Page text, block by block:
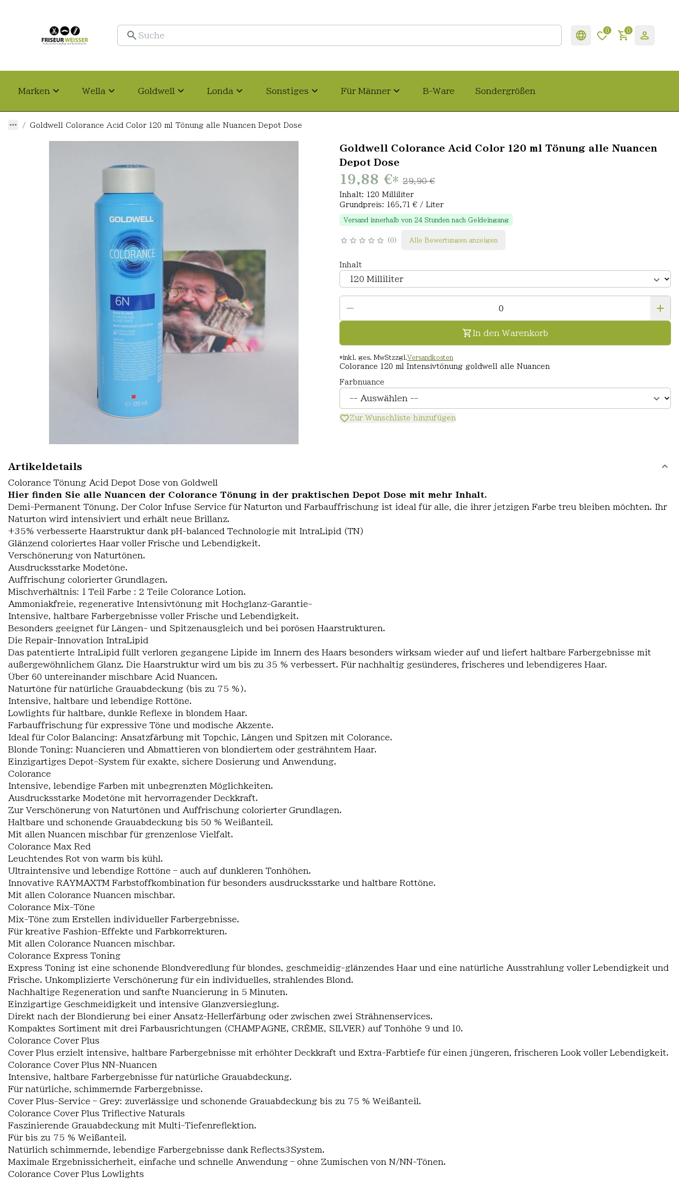
0 0
Marken Wella Goldwell Londa Sonstiges Für Männer B-Ware Sondergrößen
Goldwell Colorance Acid Color 120 ml Tönung alle Nuancen Depot Dose
Goldwell Colorance Acid Color 120 ml Tönung alle Nuancen
Depot Dose
19,88 €* 29,90 €
Inhalt: 120 Milliliter
Grundpreis: 165,71 € / Liter
Versand innerhalb von 24 Stunden nach Geldeingang
0 Alle Bewertungen anzeigen
Inhalt
In den Warenkorb
*inkl. ges. MwStzzgl. Versandkosten
Colorance 120 ml Intensivtönung goldwell alle Nuancen
Farbnuance
Zur Wunschliste hinzufügen
Artikeldetails
Colorance Tönung Acid Depot Dose von Goldwell
Hier finden Sie alle Nuancen der Colorance Tönung in der praktischen Depot Dose mit mehr Inhalt.
Demi-Permanent Tönung. Der Color Infuse Service für Naturton und Farbauffrischung ist ideal für alle, die ihrer jetzigen Farbe treu bleiben möchten. Ihr
Naturton wird intensiviert und erhält neue Brillanz.
+35% verbesserte Haarstruktur dank pH-balanced Technologie mit IntraLipid (TN)
Glänzend coloriertes Haar voller Frische und Lebendigkeit.
Verschönerung von Naturtönen.
Ausdrucksstarke Modetöne.
Auffrischung colorierter Grundlagen.
Mischverhältnis: 1 Teil Farbe : 2 Teile Colorance Lotion.
Ammoniakfreie, regenerative Intensivtönung mit Hochglanz-Garantie-
Intensive, haltbare Farbergebnisse voller Frische und Lebendigkeit.
Besonders geeignet für Längen- und Spitzenausgleich und bei porösen Haarstrukturen.
Die Repair-Innovation IntraLipid
Das patentierte IntraLipid füllt verloren gegangene Lipide im Innern des Haars besonders wirksam wieder auf und liefert haltbare Farbergebnisse mit
außergewöhnlichem Glanz. Die Haarstruktur wird um bis zu 35 % verbessert. Für nachhaltig gesünderes, frischeres und lebendigeres Haar.
Über 60 untereinander mischbare Acid Nuancen.
Naturtöne für natürliche Grauabdeckung (bis zu 75 %).
Intensive, haltbare und lebendige Rottöne.
Lowlights für haltbare, dunkle Reflexe in blondem Haar.
Farbauffrischung für expressive Töne und modische Akzente.
Ideal für Color Balancing: Ansatzfärbung mit Topchic, Längen und Spitzen mit Colorance.
Blonde Toning: Nuancieren und Abmattieren von blondiertem oder gesträhntem Haar.
Einzigartiges Depot-System für exakte, sichere Dosierung und Anwendung.
Colorance
Intensive, lebendige Farben mit unbegrenzten Möglichkeiten.
Ausdrucksstarke Modetöne mit hervorragender Deckkraft.
Zur Verschönerung von Naturtönen und Auffrischung colorierter Grundlagen.
Haltbare und schonende Grauabdeckung bis 50 % Weißanteil.
Mit allen Nuancen mischbar für grenzenlose Vielfalt.
Colorance Max Red
Leuchtendes Rot von warm bis kühl.
Ultraintensive und lebendige Rottöne – auch auf dunkleren Tonhöhen.
Innovative RAYMAXTM Farbstoffkombination für besonders ausdrucksstarke und haltbare Rottöne.
Mit allen Colorance Nuancen mischbar.
Colorance Mix-Töne
Mix-Töne zum Erstellen individueller Farbergebnisse.
Für kreative Fashion-Effekte und Farbkorrekturen.
Mit allen Colorance Nuancen mischbar.
Colorance Express Toning
Express Toning ist eine schonende Blondveredlung für blondes, geschmeidig-glänzendes Haar und eine natürliche Ausstrahlung voller Lebendigkeit und
Frische. Unkomplizierte Verschönerung für ein individuelles, strahlendes Blond.
Nachhaltige Regeneration und sanfte Nuancierung in 5 Minuten.
Einzigartige Geschmeidigkeit und intensive Glanzversieglung.
Direkt nach der Blondierung bei einer Ansatz-Hellerfärbung oder zwischen zwei Strähnenservices.
Kompaktes Sortiment mit drei Farbausrichtungen (CHAMPAGNE, CRÈME, SILVER) auf Tonhöhe 9 und 10.
Colorance Cover Plus
Cover Plus erzielt intensive, haltbare Farbergebnisse mit erhöhter Deckkraft und Extra-Farbtiefe für einen jüngeren, frischeren Look voller Lebendigkeit.
Colorance Cover Plus NN-Nuancen
Intensive, haltbare Farbergebnisse für natürliche Grauabdeckung.
Für natürliche, schimmernde Farbergebnisse.
Cover Plus-Service – Grey: zuverlässige und schonende Grauabdeckung bis zu 75 % Weißanteil.
Colorance Cover Plus Triflective Naturals
Faszinierende Grauabdeckung mit Multi-Tiefenreflektion.
Für bis zu 75 % Weißanteil.
Natürlich schimmernde, lebendige Farbergebnisse dank Reflects3System.
Maximale Ergebnissicherheit, einfache und schnelle Anwendung – ohne Zumischen von N/NN-Tönen.
Colorance Cover Plus Lowlights